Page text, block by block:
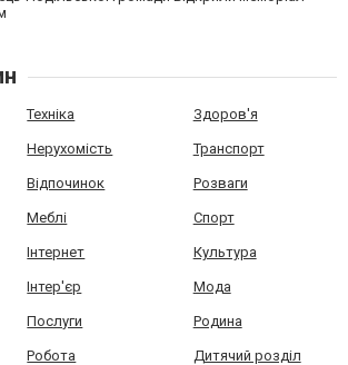
Техніка Здоров'я
Нерухомість Транспорт
Відпочинок Розваги
Меблі Спорт
Інтернет Культура
Інтер'єр Мода
Послуги Родина
Робота Дитячий розділ